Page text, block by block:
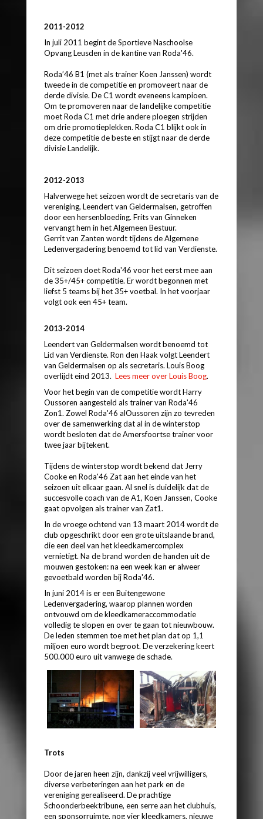
2011-2012
In juli 2011 begint de Sportieve Naschoolse
Opvang Leusden in de kantine van Roda'46.
Roda’46 B1 (met als trainer Koen Janssen) wordt
tweede in de competitie en promoveert naar de
derde divisie. De C1 wordt eveneens kampioen.
Om te promoveren naar de landelijke competitie
moet Roda C1 met drie andere ploegen strijden
om drie promotieplekken. Roda C1 blijkt ook in
deze competitie de beste en stijgt naar de derde
divisie Landelijk.
2012-2013
Halverwege het seizoen wordt de secretaris van de
vereniging, Leendert van Geldermalsen, getroffen
door een hersenbloeding. Frits van Ginneken
vervangt hem in het Algemeen Bestuur.
Gerrit van Zanten wordt tijdens de Algemene
Ledenvergadering benoemd tot lid van Verdienste.
Dit seizoen doet Roda'46 voor het eerst mee aan
de 35+/45+ competitie. Er wordt begonnen met
liefst 5 teams bij het 35+ voetbal. In het voorjaar
volgt ook een 45+ team.
2013-2014
Leendert van Geldermalsen wordt benoemd tot
Lid van Verdienste. Ron den Haak volgt Leendert
van Geldermalsen op als secretaris. Louis Boog
overlijdt eind 2013. Lees meer over Louis Boog.
Voor het begin van de competitie wordt Harry
Oussoren aangesteld als trainer van Roda'46
Zon1. Zowel Roda'46 alOussoren zijn zo tevreden
over de samenwerking dat al in de winterstop
wordt besloten dat de Amersfoortse trainer voor
twee jaar bijtekent.
Tijdens de winterstop wordt bekend dat Jerry
Cooke en Roda'46 Zat aan het einde van het
seizoen uit elkaar gaan. Al snel is duidelijk dat de
succesvolle coach van de A1, Koen Janssen, Cooke
gaat opvolgen als trainer van Zat1.
In de vroege ochtend van 13 maart 2014 wordt de
club opgeschrikt door een grote uitslaande brand,
die een deel van het kleedkamercomplex
vernietigt. Na de brand worden de handen uit de
mouwen gestoken: na een week kan er alweer
gevoetbald worden bij Roda'46.
In juni 2014 is er een Buitengewone
Ledenvergadering, waarop plannen worden
ontvouwd om de kleedkameraccommodatie
volledig te slopen en over te gaan tot nieuwbouw.
De leden stemmen toe met het plan dat op 1,1
miljoen euro wordt begroot. De verzekering keert
500.000 euro uit vanwege de schade.
Trots
Door de jaren heen zijn, dankzij veel vrijwilligers,
diverse verbeteringen aan het park en de
vereniging gerealiseerd. De prachtige
Schoonderbeektribune, een serre aan het clubhuis,
een sponsorruimte, nog vier kleedkamers, nieuwe